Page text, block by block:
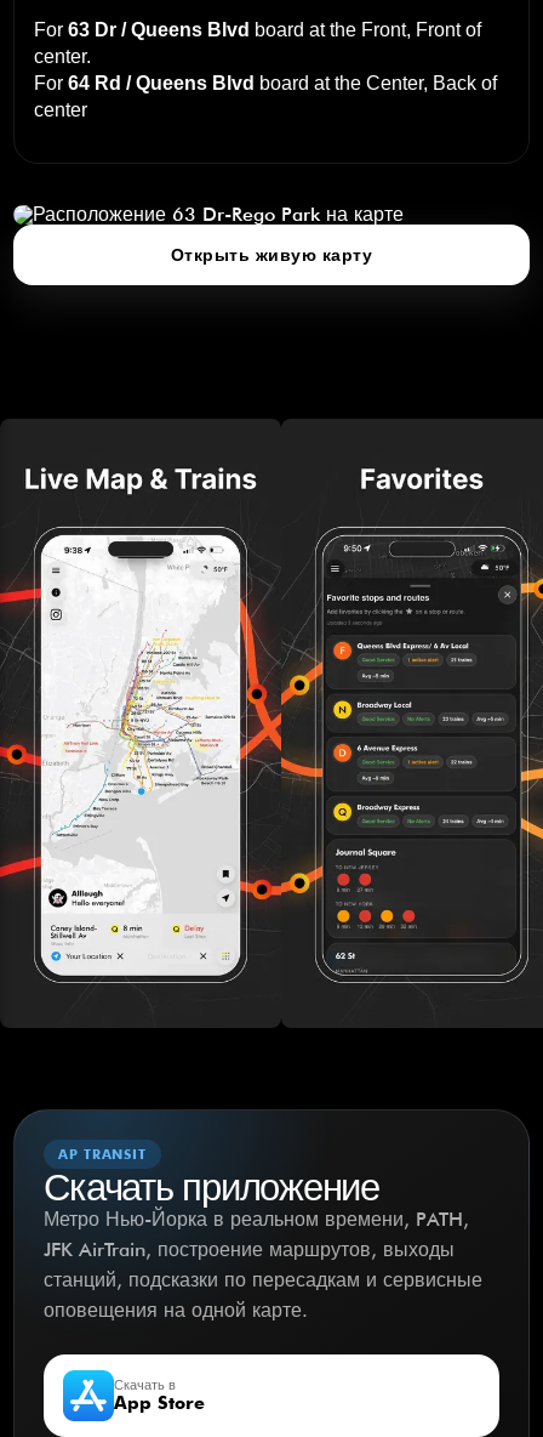
For63 Dr / Queens Blvd board at the Front, Front of
center.
For64 Rd / Queens Blvd board at theCenter, Back of
center
Открыть живую карту
AP TRANSIT
Скачать приложение
Метро Нью-Йорка в реальном времени, PATH,
JFK AirTrain, построение маршрутов, выходы
станций, подсказки по пересадкам и сервисные
оповещения на одной карте.
Скачать в
App Store